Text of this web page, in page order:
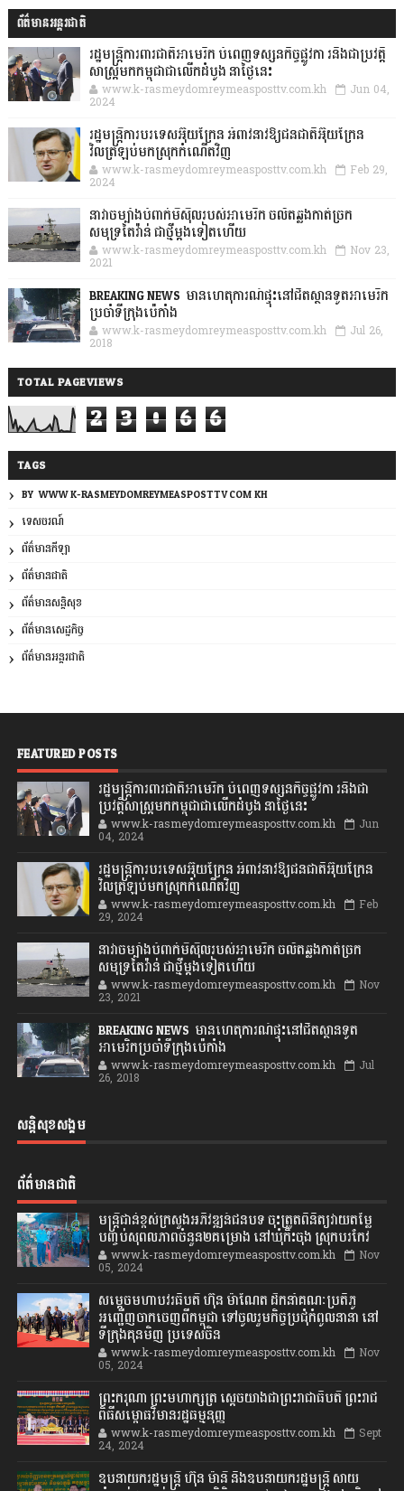
ព័ត៌មានអន្តរជាតិ
រដ្ឋមន្រ្តីការពារជាតិអាមេរិក បំពេញទស្សនកិច្ចផ្លូវកា រនិងជាប្រវត្តិ
សាស្រ្តមកកម្ពុជាជាលើកដំបូង នាថ្ងៃនេះ
www.k-rasmeydomreymeasposttv.com.kh Jun 04,
2024
រដ្ឋមន្ត្រីការបរទេសអ៊ុយក្រែន អំពាវនាវឱ្យជនជាតិអ៊ុយក្រែន
វិលត្រឡប់មកស្រុកកំណើតវិញ
www.k-rasmeydomreymeasposttv.com.kh Feb 29,
2024
នាវាចម្បាំងបំពាក់មីស៊ីលរបស់អាមេរិក ចល័តឆ្លងកាត់ច្រក
សមុទ្រតៃវ៉ាន់ ជាថ្មីម្តងទៀតហើយ
www.k-rasmeydomreymeasposttv.com.kh Nov 23,
2021
BREAKING NEWS: មានហេតុការណ៍ផ្ទុះនៅជិតស្ថានទូតអាមេរិក
ប្រចាំទីក្រុងប៉េកាំង
www.k-rasmeydomreymeasposttv.com.kh Jul 26,
2018
TOTAL PAGEVIEWS
2 3 0 6 6
TAGS
BY: WWW.K-RASMEYDOMREYMEASPOSTTV.COM.KH
ទេសចរណ៍
ព័ត៌មានកីឡា
ព័ត៌មានជាតិ
ព័ត៌មានសន្តិសុខ
ព័ត៌មានសេដ្ឋកិច្ច
ព័ត៌មានអន្តរជាតិ
FEATURED POSTS
រដ្ឋមន្រ្តីការពារជាតិអាមេរិក បំពេញទស្សនកិច្ចផ្លូវកា រនិងជា
ប្រវត្តិសាស្រ្តមកកម្ពុជាជាលើកដំបូង នាថ្ងៃនេះ
www.k-rasmeydomreymeasposttv.com.kh Jun
04, 2024
រដ្ឋមន្ត្រីការបរទេសអ៊ុយក្រែន អំពាវនាវឱ្យជនជាតិអ៊ុយក្រែន
វិលត្រឡប់មកស្រុកកំណើតវិញ
www.k-rasmeydomreymeasposttv.com.kh Feb
29, 2024
នាវាចម្បាំងបំពាក់មីស៊ីលរបស់អាមេរិក ចល័តឆ្លងកាត់ច្រក
សមុទ្រតៃវ៉ាន់ ជាថ្មីម្តងទៀតហើយ
www.k-rasmeydomreymeasposttv.com.kh Nov
23, 2021
BREAKING NEWS: មានហេតុការណ៍ផ្ទុះនៅជិតស្ថានទូត
អាមេរិកប្រចាំទីក្រុងប៉េកាំង
www.k-rasmeydomreymeasposttv.com.kh Jul
26, 2018
សន្តិសុខសង្គម
ព័ត៌មានជាតិ
មន្ត្រីជាន់ខ្ពស់ក្រសួងអភិវឌ្ឍន៍ជនបទ ចុះត្រួតពិនិត្យវាយតម្លៃ
បញ្ចប់សុពលភាពចំនួន២គម្រោង នៅឃុំកិះចុង ស្រុកបរកែវ
www.k-rasmeydomreymeasposttv.com.kh Nov
05, 2024
សម្តេចមហាបវរធិបតី ហ៊ុន ម៉ាណែត ដឹកនាំគណៈប្រតិភូ
អញ្ជើញចាកចេញពីកម្ពុជា ទៅចូលរួមកិច្ចប្រជុំកំពូលនានា នៅ
ទីក្រុងគុនមិញ ប្រទេសចិន
www.k-rasmeydomreymeasposttv.com.kh Nov
05, 2024
ព្រះករុណា ព្រះមហាក្សត្រ ស្តេចយាងជាព្រះរាជាធិបតី ព្រះរាជ
ពិធីសម្ពោធវិមានរដ្ឋធម្មនុញ្ញ
www.k-rasmeydomreymeasposttv.com.kh Sept
24, 2024
ឧបនាយករដ្ឋមន្ដ្រី ហ៊ុន ម៉ានី និងឧបនាយករដ្ឋមន្ដ្រី សាយ